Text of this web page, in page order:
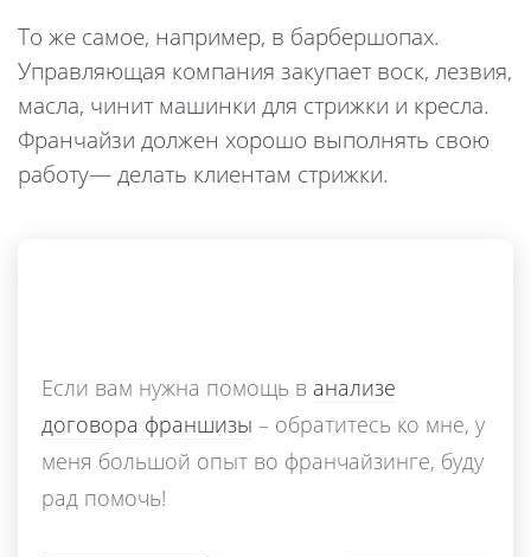
То же самое, например, в барбершопах.
Управляющая компания закупает воск, лезвия,
масла, чинит машинки для стрижки и кресла.
Франчайзи должен хорошо выполнять свою
работу— делать клиентам стрижки.
Если вам нужна помощь в анализе
договора франшизы – обратитесь ко мне, у
меня большой опыт во франчайзинге, буду
рад помочь!